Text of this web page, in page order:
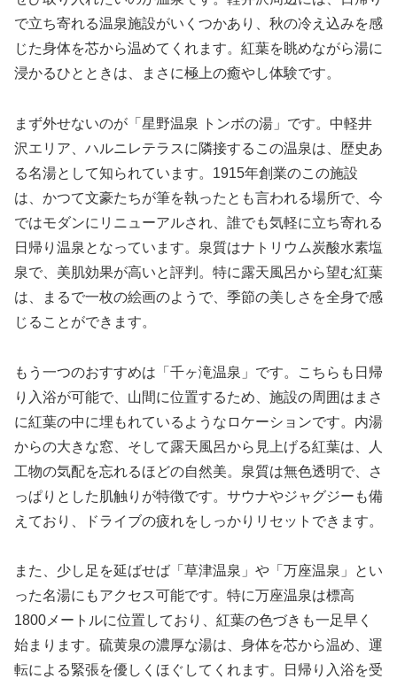
で立ち寄れる温泉施設がいくつかあり、秋の冷え込みを感
じた身体を芯から温めてくれます。紅葉を眺めながら湯に
浸かるひとときは、まさに極上の癒やし体験です。
まず外せないのが「星野温泉 トンボの湯」です。中軽井
沢エリア、ハルニレテラスに隣接するこの温泉は、歴史あ
る名湯として知られています。1915年創業のこの施設
は、かつて文豪たちが筆を執ったとも言われる場所で、今
ではモダンにリニューアルされ、誰でも気軽に立ち寄れる
日帰り温泉となっています。泉質はナトリウム炭酸水素塩
泉で、美肌効果が高いと評判。特に露天風呂から望む紅葉
は、まるで一枚の絵画のようで、季節の美しさを全身で感
じることができます。
もう一つのおすすめは「千ヶ滝温泉」です。こちらも日帰
り入浴が可能で、山間に位置するため、施設の周囲はまさ
に紅葉の中に埋もれているようなロケーションです。内湯
からの大きな窓、そして露天風呂から見上げる紅葉は、人
工物の気配を忘れるほどの自然美。泉質は無色透明で、さ
っぱりとした肌触りが特徴です。サウナやジャグジーも備
えており、ドライブの疲れをしっかりリセットできます。
また、少し足を延ばせば「草津温泉」や「万座温泉」とい
った名湯にもアクセス可能です。特に万座温泉は標高
1800メートルに位置しており、紅葉の色づきも一足早く
始まります。硫黄泉の濃厚な湯は、身体を芯から温め、運
転による緊張を優しくほぐしてくれます。日帰り入浴を受